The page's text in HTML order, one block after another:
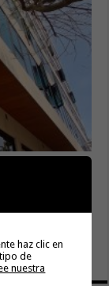
haz clic en
de
nuestra